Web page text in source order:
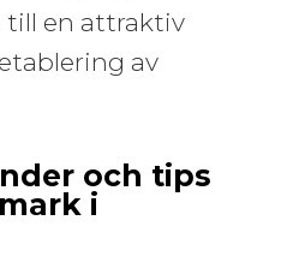
till en attraktiv
av
och tips
i